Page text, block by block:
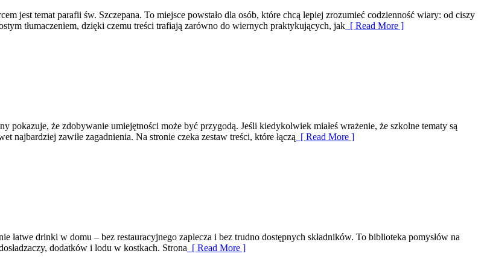
jest temat parafii św. Szczepana. To miejsce powstało dla osób, które chcą lepiej zrozumieć codzienność wiary: od ciszy
tłumaczeniem, dzięki czemu treści trafiają zarówno do wiernych praktykujących, jak [ Read More ]
pokazuje, że zdobywanie umiejętności może być przygodą. Jeśli kiedykolwiek miałeś wrażenie, że szkolne tematy są
najbardziej zawiłe zagadnienia. Na stronie czeka zestaw treści, które łączą [ Read More ]
łatwe drinki w domu – bez restauracyjnego zaplecza i bez trudno dostępnych składników. To biblioteka pomysłów na
dodatków i lodu w kostkach. Strona [ Read More ]